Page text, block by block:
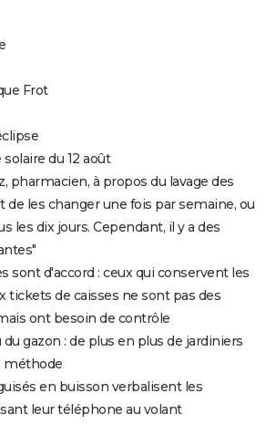
Frot
du 12 août
pharmacien, à propos du lavage des
de les changer une fois par semaine, ou
les dix jours. Cependant, il y a des
sont d'accord : ceux qui conservent les
tickets de caisses ne sont pas des
ont besoin de contrôle
gazon : de plus en plus de jardiniers
méthode
en buisson verbalisent les
leur téléphone au volant